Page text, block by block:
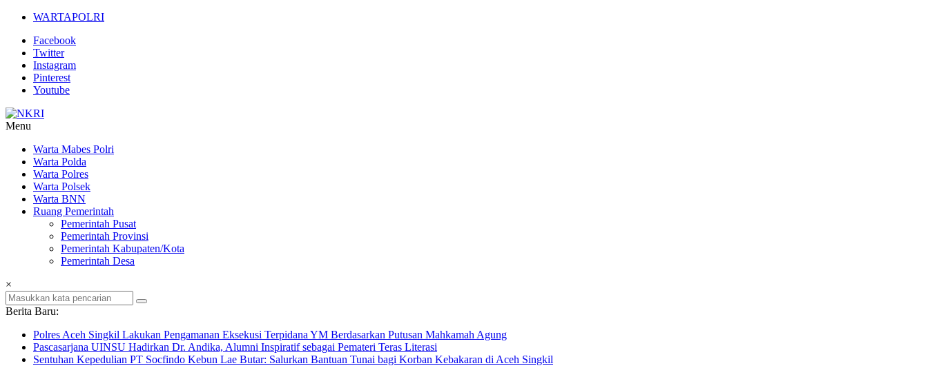
Lompat
konten
WARTAPOLRI
Facebook
Twitter
Instagram
Pinterest
Youtube
Jurnalisme
Positif
Menu
Warta Mabes Polri
Warta Polda
Warta Polres
Warta Polsek
Warta BNN
Ruang Pemerintah
Pemerintah Pusat
Pemerintah Provinsi
Pemerintah Kabupaten/Kota
Pemerintah Desa
×
Berita Baru:
Polres Aceh Singkil Lakukan Pengamanan Eksekusi Terpidana YM Berdasarkan Putusan Mahkamah Agung
Pascasarjana UINSU Hadirkan Dr. Andika, Alumni Inspiratif sebagai Pemateri Teras Literasi
Sentuhan Kepedulian PT Socfindo Kebun Lae Butar: Salurkan Bantuan Tunai bagi Korban Kebakaran di Aceh Singkil